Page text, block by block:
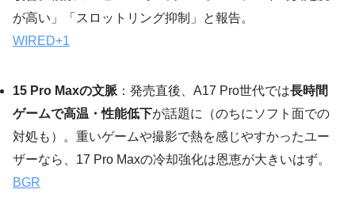
が高い」「スロットリング抑制」と報告。
WIRED+1
15 Pro Maxの文脈 ：発売直後、A17 Pro世代では長時間
ゲームで高温・性能低下が話題に（のちにソフト面での
対処も）。重いゲームや撮影で熱を感じやすかったユー
ザーなら、17 Pro Maxの冷却強化は恩恵が大きいはず。
BGR